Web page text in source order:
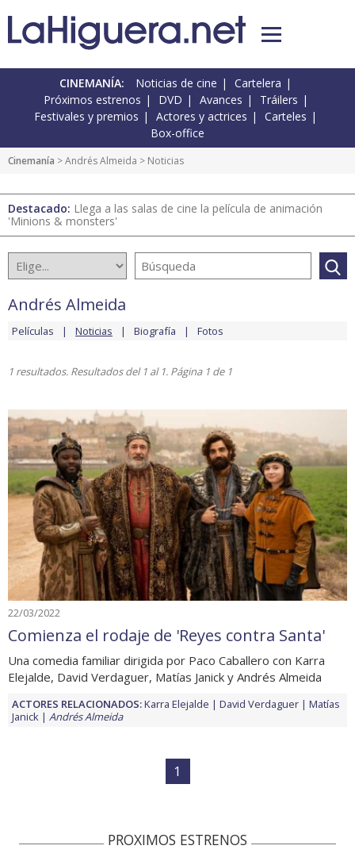
CINEMANÍA: Noticias de cine
Cartelera
Próximos estrenos
DVD Avances
Tráilers
Festivales y premios
Actores y actrices
Carteles
Box-office
Cinemanía >Andrés Almeida > Noticias
Destacado: Llega a las salas de cine la película de animación
'Minions & monsters'
Andrés Almeida
Películas Noticias Biografía Fotos
1 resultados. Resultados del 1 al 1. Página 1 de 1
22/03/2022
Comienza el rodaje de 'Reyes contra Santa'
Una comedia familiar dirigida por Paco Caballero con Karra
Elejalde, David Verdaguer, Matías Janick y Andrés Almeida
ACTORES RELACIONADOS:Karra Elejalde David Verdaguer
Matías
Janick
Andrés Almeida
1
PROXIMOS ESTRENOS